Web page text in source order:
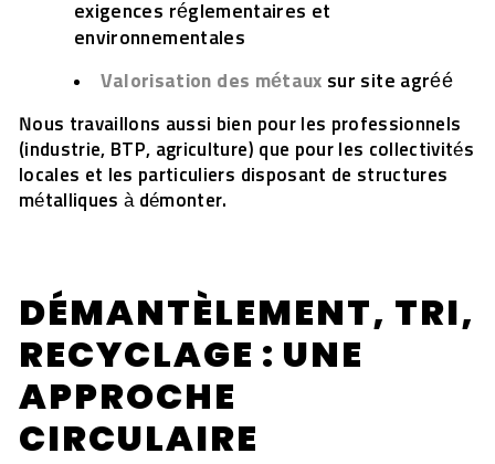
exigences réglementaires et
environnementales
Valorisation des métaux sur site agréé
Nous travaillons aussi bien pour les professionnels
(industrie, BTP, agriculture) que pour les collectivités
locales et les particuliers disposant de structures
métalliques à démonter.
DÉMANTÈLEMENT, TRI,
RECYCLAGE : UNE
APPROCHE
CIRCULAIRE